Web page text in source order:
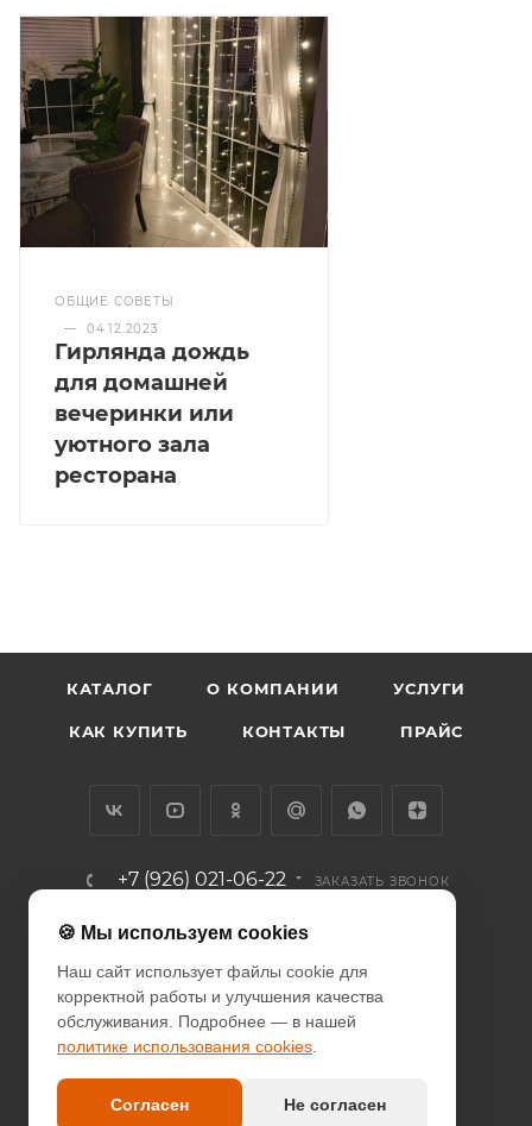
ОБЩИЕ СОВЕТЫ
—
04.12.2023
Гирлянда дождь
для домашней
вечеринки или
уютного зала
ресторана
КАТАЛОГ О КОМПАНИИ УСЛУГИ
КАК КУПИТЬ КОНТАКТЫ ПРАЙС
+7 (926) 021-06-22 ЗАКАЗАТЬ ЗВОНОК
info@diodcity.ru
г. Москва, Союзный проспект, д.
14/9, метро Новогиреево
ПОЛИТИКА КОНФИДЕНЦИАЛЬНОСТИ
ПОЛИТИКА COOKIES
ДОГОВОР-ОФЕРТА
🍪 Мы используем cookies
Наш сайт использует файлы cookie для
корректной работы и улучшения качества
обслуживания. Подробнее — в нашей
политике использования cookies
Согласен Не согласен